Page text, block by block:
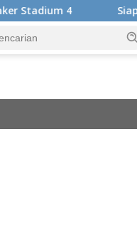
Siap Harumkan